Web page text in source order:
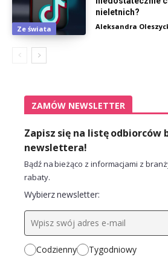
Ze świata
nieletnich?
Aleksandra
ZAMÓW NEWSLETTER
Zapisz się na listę odbiorców
newslettera!
Bądź na bieżąco z informacjami z
rabaty.
Wybierz newsletter:
Codzienny Tygodniowy